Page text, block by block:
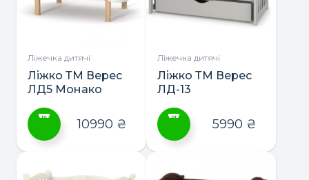
Ліжечка дитячі
Ліжко ТМ Верес
ЛД5 Монако
10990 ₴
Ліжечка дитячі
Ліжко ТМ Верес
ЛД-13
5990 ₴